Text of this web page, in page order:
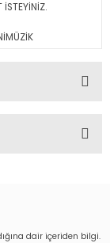
İSTEYİNİZ.
dair içeriden bilgi.